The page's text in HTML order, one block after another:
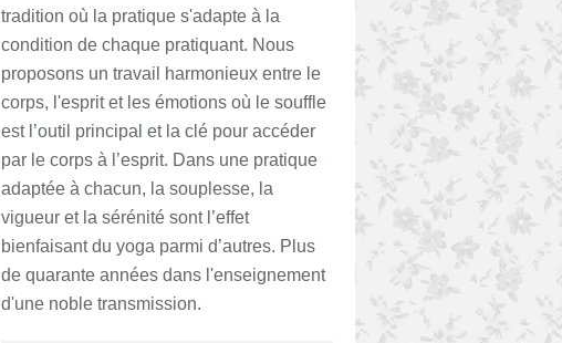
tradition où la pratique s'adapte à la
condition de chaque pratiquant. Nous
proposons un travail harmonieux entre le
corps, l'esprit et les émotions où le souffle
est l’outil principal et la clé pour accéder
par le corps à l’esprit. Dans une pratique
adaptée à chacun, la souplesse, la
vigueur et la sérénité sont l’effet
bienfaisant du yoga parmi d’autres. Plus
de quarante années dans l'enseignement
d'une noble transmission.